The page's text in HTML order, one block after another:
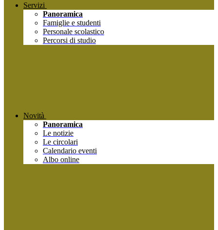
Servizi
Panoramica
Famiglie e studenti
Personale scolastico
Percorsi di studio
Novità
Panoramica
Le notizie
Le circolari
Calendario eventi
Albo online